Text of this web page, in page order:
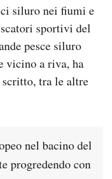
siluro nei fiumi e
sportivi del
pesce siluro
vicino a riva, ha
tra le altre
nel bacino del
progredendo con